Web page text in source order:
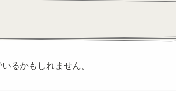
るかもしれません。